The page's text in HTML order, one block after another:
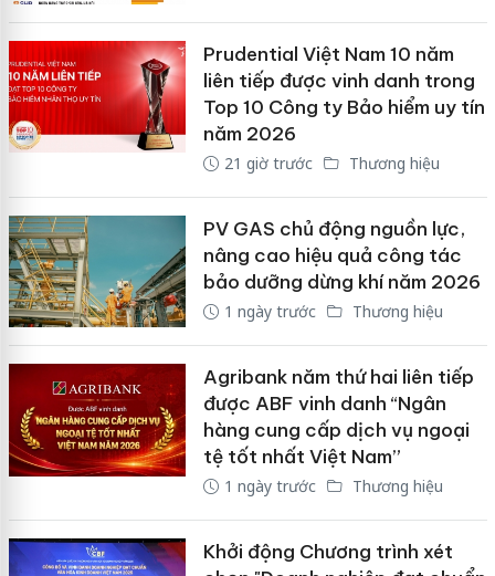
Prudential Việt Nam 10 năm
liên tiếp được vinh danh trong
Top 10 Công ty Bảo hiểm uy tín
năm 2026
21 giờ trước Thương hiệu
PV GAS chủ động nguồn lực,
nâng cao hiệu quả công tác
bảo dưỡng dừng khí năm 2026
1 ngày trước Thương hiệu
Agribank năm thứ hai liên tiếp
được ABF vinh danh “Ngân
hàng cung cấp dịch vụ ngoại
tệ tốt nhất Việt Nam”
1 ngày trước Thương hiệu
Khởi động Chương trình xét